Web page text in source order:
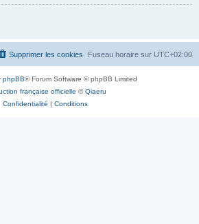
Fuseau horaire sur UTC+02:00
Supprimer les cookies
phpBB® Forum Software © phpBB Limited
française officielle ©Qiaeru
Confidentialité | Conditions